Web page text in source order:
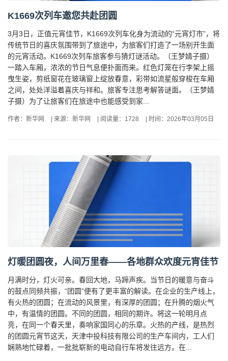
K1669次列车邀您共赴团圆
3月3日，正值元宵佳节，K1669次列车化身为流动的“元宵灯市”，将
传统节日的喜庆氛围带到了旅途中，为旅客们打造了一场别开生面
的元宵活动。K1669次列车旅客参与猜灯谜活动。（王梦婧子摄）
一踏入车厢，浓浓的节日气息便扑面而来。红色灯笼在行李架上摇
曳生姿，剪纸窗花在玻璃窗上绽放春意，彩带如流星般穿梭在车厢
之间，处处洋溢着喜庆与祥和。旅客专注思考解答谜面。（王梦婧
子摄）为了让旅客们在旅途中也能感受到家...
作者：新华网 来源：新华网 阅读量：1728 时间：2026年03月05日
灯暖团圆夜，人间万里春——各地群众欢度元宵佳节
月满时分，灯火可亲。春回大地，马蹄声疾。当节日的暖意与奋斗
的鼓点同频共振，“团圆”便有了更丰富的解读。在企业的生产线上，
有火热的团圆；在流动的风景里，有深厚的团圆；在升腾的烟火气
中，有温情的团圆。不同的团圆，相同的期许。将这一轮明月点
亮，在同一个春天里，奏响家国同心的乐章。火热的产线，是热烈
的团圆元宵节这天，天津中投科技有限公司的生产车间内，工人们
娴熟地忙碌着，一批批崭新的电动自行车将发往远方。在...